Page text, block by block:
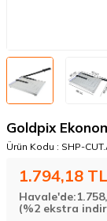
Goldpix
Ürün Kodu : SHP-
1.794,18 TL
Havale'de:
(%2 ekstra